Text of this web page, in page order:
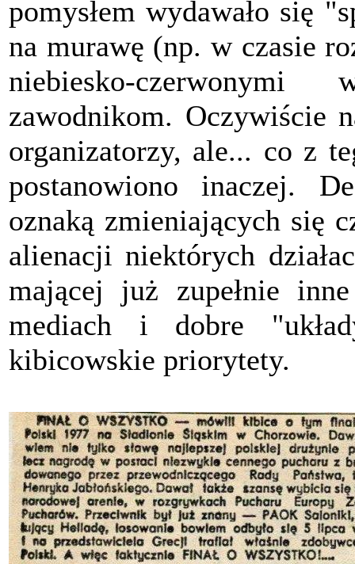
pomysłem wydawało się
na murawę (np. w czasie
niebiesko-
zawodnikom. Oczywiście
organizatorzy, ale... co z
postanowiono inaczej.
oznaką zmieniających się
alienacji niektórych
mającej już zupełnie
mediach i dobre
kibicowskie priorytety.